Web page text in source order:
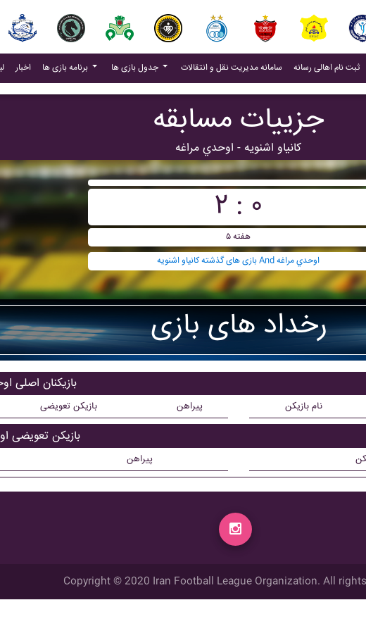
اخبار(current) برنامه بازی ها جدول بازی ها سامانه مدیریت نقل و انتقالات (current)
ثبت نام اهالی رسانه
جزییات مسابقه
کانياو اشنويه - اوحدي مراغه
۲ : ۰
هفته ۵
بازی های گذشته کانياو اشنويه And اوحدي مراغه
رخداد های بازی
بازیکنان اصلی
بازیکن تعویضی پیراهن
بازیکن تعویضی
پیراهن
نام بازیکن
Copyright © 2020 Iran Football League Organization. All